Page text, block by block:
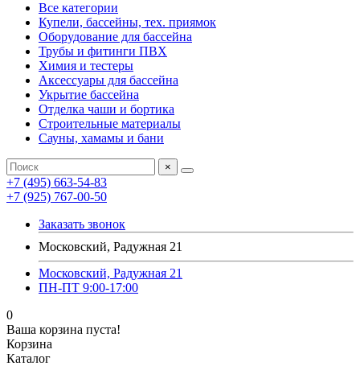
Все категории
Купели, бассейны, тех. приямок
Оборудование для бассейна
Трубы и фитинги ПВХ
Химия и тестеры
Аксессуары для бассейна
Укрытие бассейна
Отделка чаши и бортика
Строительные материалы
Сауны, хамамы и бани
×
+7 (495) 663-54-83
+7 (925) 767-00-50
Заказать звонок
Московский, Радужная 21
Московский, Радужная 21
ПН-ПТ 9:00-17:00
0
Ваша корзина пуста!
Корзина
Каталог